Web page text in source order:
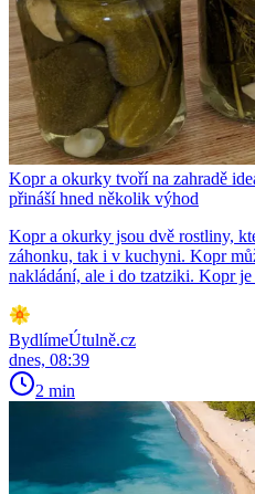
Kopr a okurky tvoří na zahradě
přináší hned několik výhod
Kopr a okurky jsou dvě rostliny,
záhonku, tak i v kuchyni. Kopr
nakládání, ale i do tzatziki. Kopr
BydlímeÚtulně.cz
dnes, 08:39
2 min